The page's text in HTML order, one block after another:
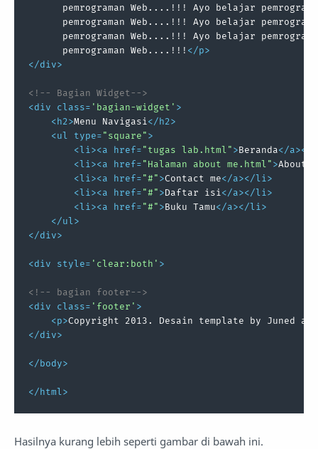
pemrograman Web....!!! Ayo belajar
pemrograman Web....!!! Ayo belajar
pemrograman Web....!!! Ayo belajar
      pemrograman Web....!!!
</p>
</div>
<!-- Bagian Widget-->
<div class= 'bagian-widget' >
<h2>Menu Navigasi</h2>
<ul type= "square" >
<li><a href= "tugas lab.html" >Beranda</a></
<li><a href= "Halaman about me.html" >About
<li><a href= "#" >Contact me</a></li>
<li><a href= "#" >Daftar isi</a></li>
<li><a href= "#" >Buku Tamu</a></li>
</ul>
</div>
<div style= 'clear:both' >
<!-- bagian footer-->
<div class= 'footer' >
<p>Copyright 2013. Desain template by Juned
</div>
</body>
</html>
Hasilnya kurang lebih seperti gambar di bawah ini.